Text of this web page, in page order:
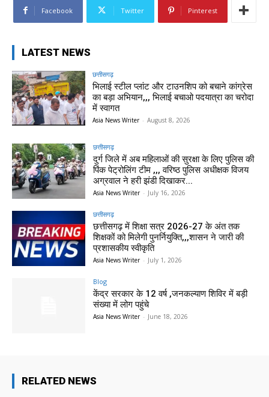
Facebook Twitter Pinterest
LATEST NEWS
छत्तीसगढ़
भिलाई स्टील प्लांट और टाउनशिप को बचाने कांग्रेस
का बड़ा अभियान,,, भिलाई बचाओ पदयात्रा का चरोदा
में स्वागत
Asia News Writer - August 8, 2026
छत्तीसगढ़
दुर्ग जिले में अब महिलाओं की सुरक्षा के लिए पुलिस की
पिंक पेट्रोलिंग टीम ,,, वरिष्ठ पुलिस अधीक्षक विजय
अग्रवाल ने हरी झंडी दिखाकर...
Asia News Writer - July 16, 2026
छत्तीसगढ़
छत्तीसगढ़ में शिक्षा सत्र 2026-27 के अंत तक
शिक्षकों को मिलेगी पुनर्नियुक्ति,,,शासन ने जारी की
प्रशासकीय स्वीकृति
Asia News Writer - July 1, 2026
Blog
केंद्र सरकार के 12 वर्ष ,जनकल्याण शिविर में बड़ी
संख्या में लोग पहुंचे
Asia News Writer - June 18, 2026
RELATED NEWS